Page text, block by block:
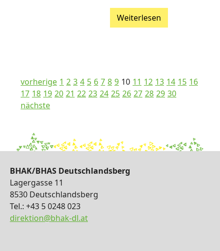
Weiterlesen
vorherige 1 2 3 4 5 6 7 8 9 10 11 12 13 14 15 16
17 18 19 20 21 22 23 24 25 26 27 28 29 30
nächste
BHAK/BHAS Deutschlandsberg
Lagergasse 11
8530 Deutschlandsberg
Tel.: +43 5 0248 023
direktion@bhak-dl.at